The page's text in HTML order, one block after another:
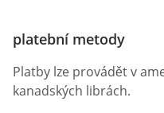
platební metody
Platby lze provádět v
kanadských librách.